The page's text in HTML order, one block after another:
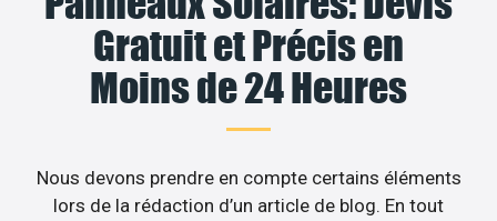
Gratuit et Précis en
Moins de 24 Heures
Nous devons prendre en compte certains éléments
lors de la rédaction d’un article de blog. En tout